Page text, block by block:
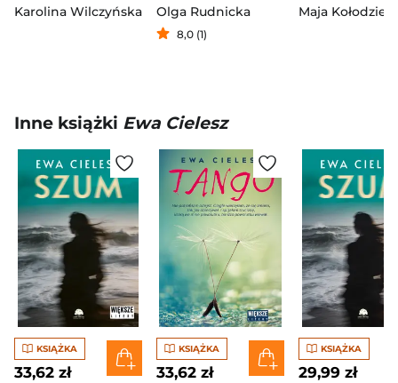
Karolina Wilczyńska
Olga Rudnicka
8,0 (1)
Maja
Inne książki Ewa Cielesz
KSIĄŻKA
33,62 zł
KSIĄŻKA
33,62 zł
KSIĄŻKA
29,99 zł